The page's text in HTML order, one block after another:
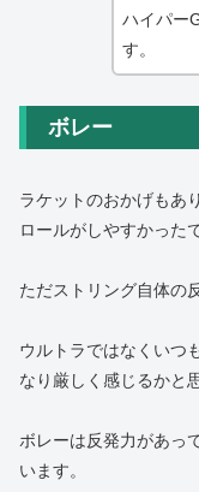
ハイパー
す。
ボレー
ラケットのおかげもあ
ロールがしやすかった
ただストリング自体の
ウルトラではなくいつ
なり厳しく感じるかと
ボレーは反発力があっ
います。